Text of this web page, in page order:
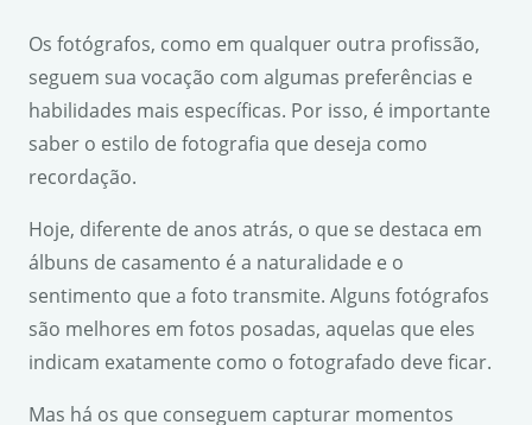
Os fotógrafos, como em qualquer outra profissão,
seguem sua vocação com algumas preferências e
habilidades mais específicas. Por isso, é importante
saber o estilo de fotografia que deseja como
recordação.
Hoje, diferente de anos atrás, o que se destaca em
álbuns de casamento é a naturalidade e o
sentimento que a foto transmite. Alguns fotógrafos
são melhores em fotos posadas, aquelas que eles
indicam exatamente como o fotografado deve ficar.
Mas há os que conseguem capturar momentos